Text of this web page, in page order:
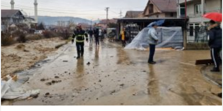
skočili
u
rijeku
da
spase
komšiju,
dvojicu
odnijela
bujica